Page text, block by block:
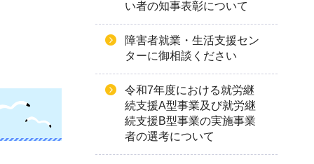
い者の知事表彰について
障害者就業・生活支援セン
ターに御相談ください
令和7年度における就労継
続支援A型事業及び就労継
続支援B型事業の実施事業
者の選考について